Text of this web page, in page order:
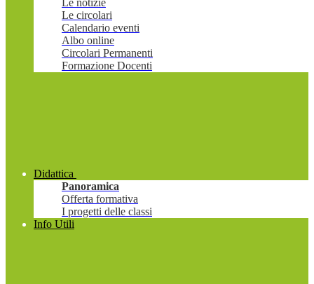
Le notizie
Le circolari
Calendario eventi
Albo online
Circolari Permanenti
Formazione Docenti
Didattica
Panoramica
Offerta formativa
I progetti delle classi
Info Utili